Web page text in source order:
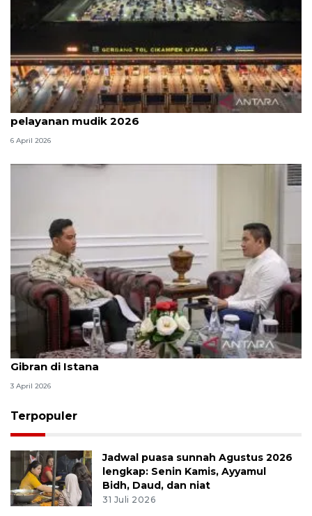
Survei: 88,8 persen responden puas dengan
pelayanan mudik 2026
6 April 2026
Seskab Teddy silaturahmi Idul Fitri ke Wapres
Gibran di Istana
3 April 2026
Terpopuler
Jadwal puasa sunnah Agustus 2026
lengkap: Senin Kamis, Ayyamul
Bidh, Daud, dan niat
31 Juli 2026